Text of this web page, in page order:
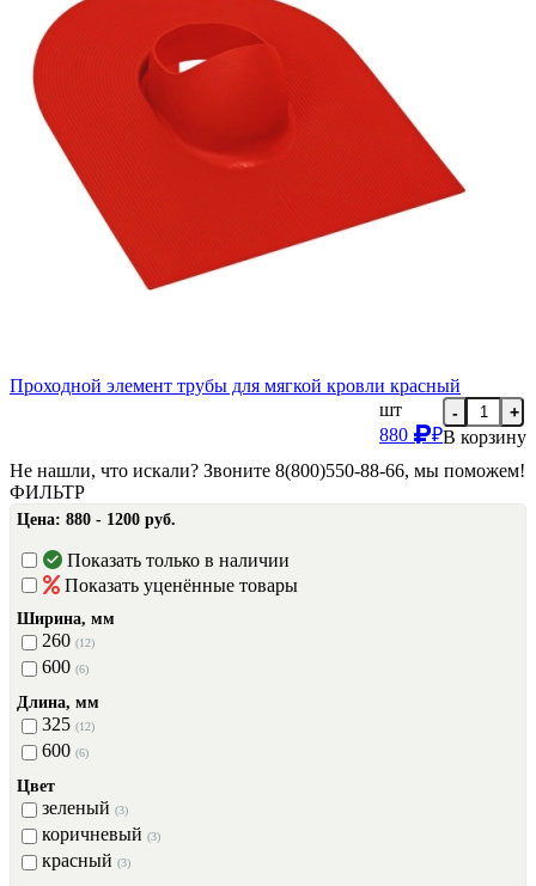
Проходной элемент трубы для мягкой кровли красный
шт
880
₽
- +
В корзину
Не нашли, что искали? Звоните 8(800)550-88-66, мы поможем!
ФИЛЬТР
Цена: 880 - 1200 руб.
Показать только в наличии
Показать уценённые товары
Ширина, мм
260 (12)
600 (6)
Длина, мм
325 (12)
600 (6)
Цвет
зеленый (3)
коричневый (3)
красный (3)